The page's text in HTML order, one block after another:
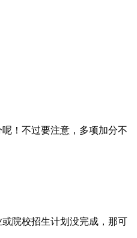
！不过要注意，多项加分不
院校招生计划没完成，那可